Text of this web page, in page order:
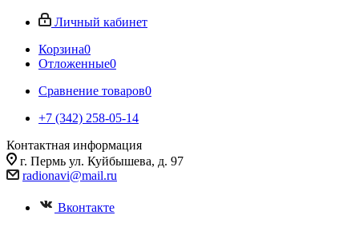
Личный кабинет
Корзина0
Отложенные0
Сравнение товаров0
+7 (342) 258-05-14
Контактная информация
г. Пермь ул. Куйбышева, д. 97
radionavi@mail.ru
Вконтакте